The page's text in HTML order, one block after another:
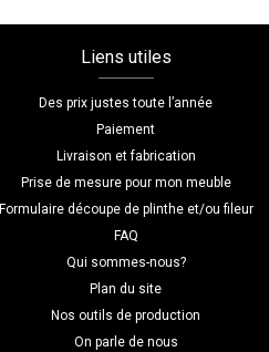
Liens utiles
Des prix justes toute l’année
Paiement
Livraison et fabrication
Prise de mesure pour mon meuble
Formulaire découpe de plinthe et/ou fileur
FAQ
Qui sommes-nous?
Plan du site
Nos outils de production
On parle de nous